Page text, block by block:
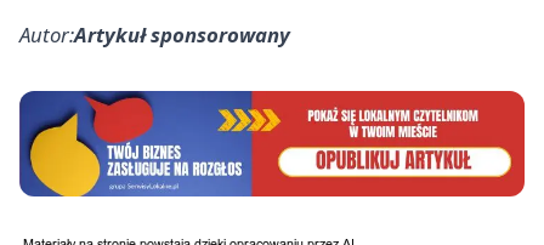
Autor:Artykuł sponsorowany